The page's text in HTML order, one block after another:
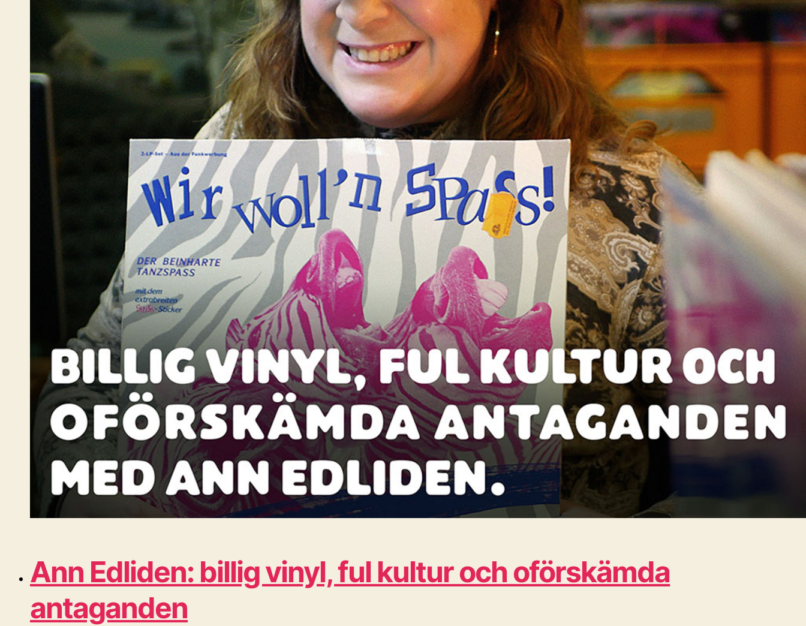
Ann Edliden: billig vinyl, ful kultur och oförskämda
antaganden